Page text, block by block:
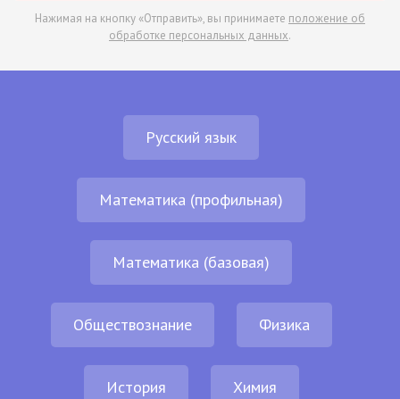
Нажимая на кнопку «Отправить», вы принимаете положение об
обработке персональных данных.
Русский язык
Математика (профильная)
Математика (базовая)
Обществознание Физика
История Химия